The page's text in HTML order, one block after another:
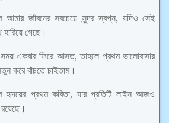
আমার জীবনের সবচেয়ে সুন্দর স্বপ্ন, যদিও সেই
গেছে।
একবার ফিরে আসত, তাহলে প্রথম ভালোবাসার
করে বাঁচতে চাইতাম।
হৃদয়ের প্রথম কবিতা, যার প্রতিটি লাইন আজও